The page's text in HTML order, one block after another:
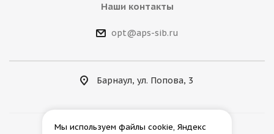
Наши контакты
opt@aps-sib.ru
Барнаул, ул. Попова, 3
Мы используем файлы cookie, Яндекс